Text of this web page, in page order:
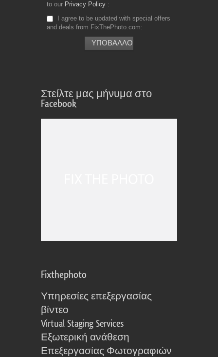
to our Privacy Policy
I agree to be updated with special offers
and deals from FixThePhoto.com
Στείλτε μας μήνυμα στο
Facebook
Fixthephoto
Υπηρεσίες επεξεργασίας
βίντεο
Virtual Staging Services
Εξωτερική ανάθεση
Επεξεργασίας Φωτογραφιών